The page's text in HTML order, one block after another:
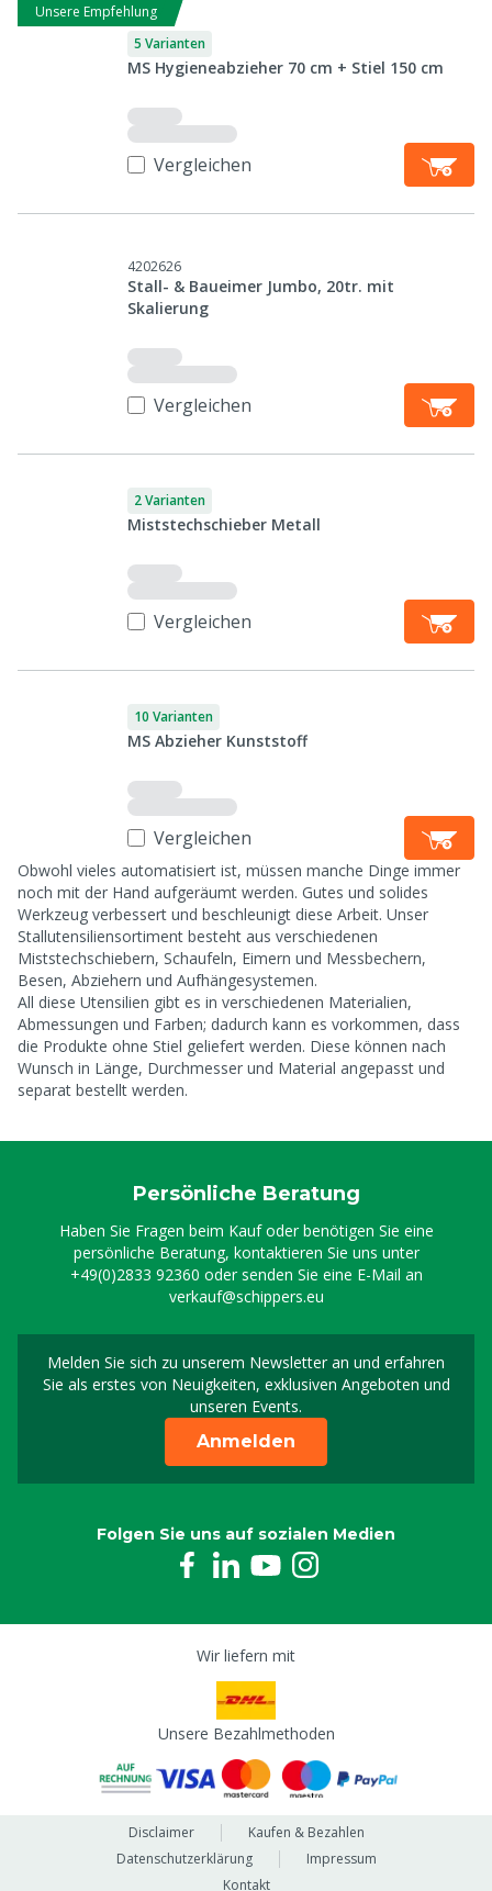
Unsere Empfehlung
5 Varianten
MS Hygieneabzieher 70 cm + Stiel 150 cm
Vergleichen
4202626
Stall- & Baueimer Jumbo, 20tr. mit
Skalierung
Vergleichen
2 Varianten
Miststechschieber Metall
Vergleichen
10 Varianten
MS Abzieher Kunststoff
Vergleichen
Obwohl vieles automatisiert ist, müssen manche Dinge immer
noch mit der Hand aufgeräumt werden. Gutes und solides
Werkzeug verbessert und beschleunigt diese Arbeit. Unser
Stallutensiliensortiment besteht aus verschiedenen
Miststechschiebern, Schaufeln, Eimern und Messbechern,
Besen, Abziehern und Aufhängesystemen.
All diese Utensilien gibt es in verschiedenen Materialien,
Abmessungen und Farben; dadurch kann es vorkommen, dass
die Produkte ohne Stiel geliefert werden. Diese können nach
Wunsch in Länge, Durchmesser und Material angepasst und
separat bestellt werden.
Persönliche Beratung
Haben Sie Fragen beim Kauf oder benötigen Sie eine
persönliche Beratung, kontaktieren Sie uns unter
+49(0)2833 92360 oder senden Sie eine E-Mail an
verkauf@schippers.eu
Melden Sie sich zu unserem Newsletter an und erfahren
Sie als erstes von Neuigkeiten, exklusiven Angeboten und
unseren Events.
Melden Sie sich für
Anmelden
Folgen Sie uns auf sozialen Medien
Wir liefern mit
Unsere Bezahlmethoden
Disclaimer
Kaufen & Bezahlen
Datenschutzerklärung
Impressum
Kontakt